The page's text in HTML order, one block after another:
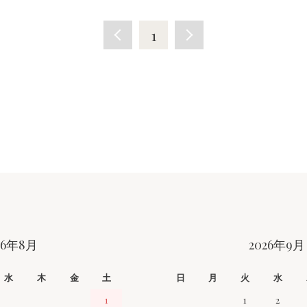
1
年8月
水 木 金
土
1
2026年9月
日 月 火 水
1
2